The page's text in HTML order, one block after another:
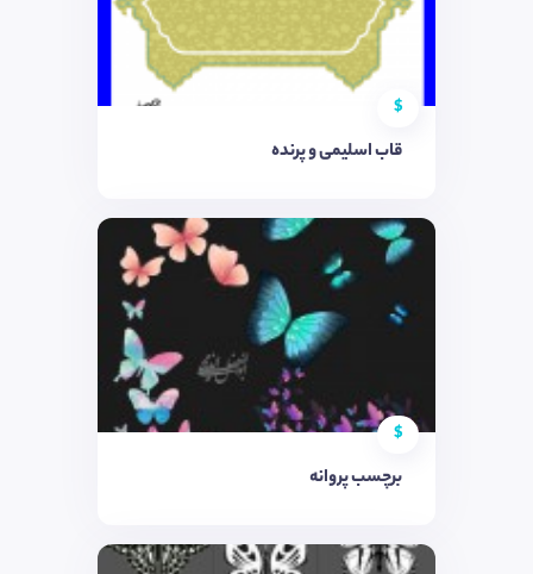
$
قاب اسلیمی و پرنده
$
برچسب پروانه